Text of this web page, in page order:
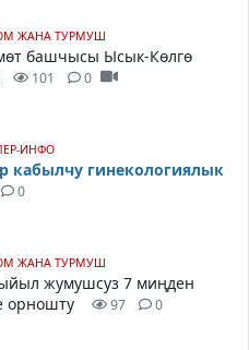
ЖАНА ТУРМУШ
башчысы Ысык-Көлгө
101 0
ИНФО
кабылчу гинекологиялык
0
ЖАНА ТУРМУШ
жумушсуз 7 миңден
орношту
97 0